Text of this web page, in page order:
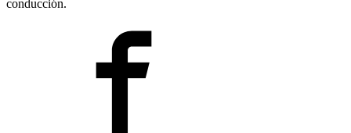
conducción.